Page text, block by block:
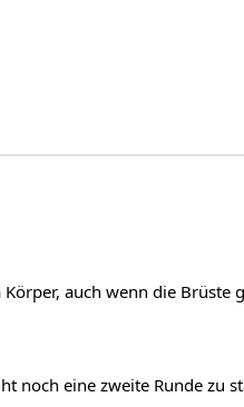
auch wenn die Brüste
noch eine zweite Runde zu